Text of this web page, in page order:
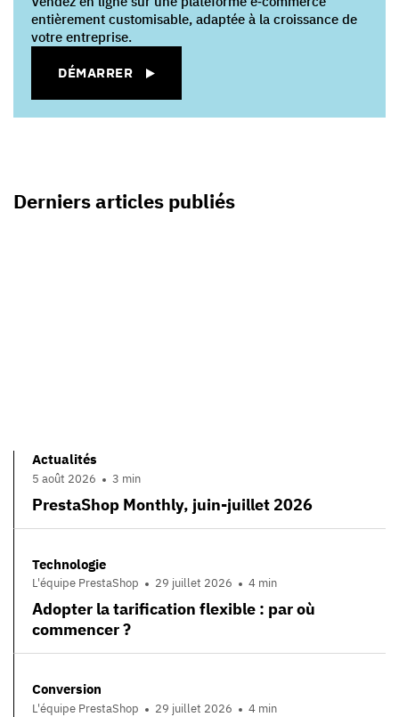
entièrement customisable, adaptée à la croissance de
votre entreprise.
DÉMARRER
Derniers articles publiés
Actualités
5 août 2026 3 min
PrestaShop Monthly, juin-juillet 2026
Technologie
L'équipe PrestaShop 29 juillet 2026 4 min
Adopter la tarification flexible : par où
commencer ?
Conversion
L'équipe PrestaShop 29 juillet 2026 4 min